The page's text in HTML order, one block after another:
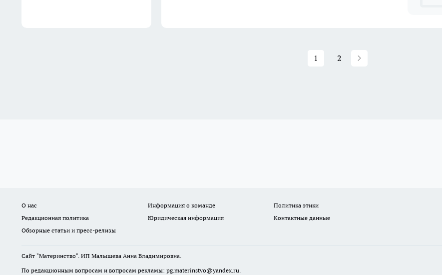
1 2
О нас Информация о команде
Политика этики
Редакционная политика
Юридическая информация
Контактные данные
Обзорные статьи и пресс-релизы
Сайт "Материнство". ИП Малышева Анна Владимировна.
По редакционным вопросам и вопросам рекламы: pg.materinstvo@yandex.ru.